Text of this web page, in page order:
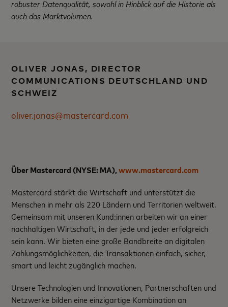
robuster Datenqualität, sowohl in Hinblick auf die Historie als
auch das Marktvolumen.
OLIVER JONAS, DIRECTOR
COMMUNICATIONS DEUTSCHLAND UND
SCHWEIZ
oliver.jonas@mastercard.com
Über Mastercard (NYSE: MA),www.mastercard.com
Mastercard stärkt die Wirtschaft und unterstützt die
Menschen in mehr als 220 Ländern und Territorien weltweit.
Gemeinsam mit unseren Kund:innen arbeiten wir an einer
nachhaltigen Wirtschaft, in der jede und jeder erfolgreich
sein kann. Wir bieten eine große Bandbreite an digitalen
Zahlungsmöglichkeiten, die Transaktionen einfach, sicher,
smart und leicht zugänglich machen.
Unsere Technologien und Innovationen, Partnerschaften und
Netzwerke bilden eine einzigartige Kombination an